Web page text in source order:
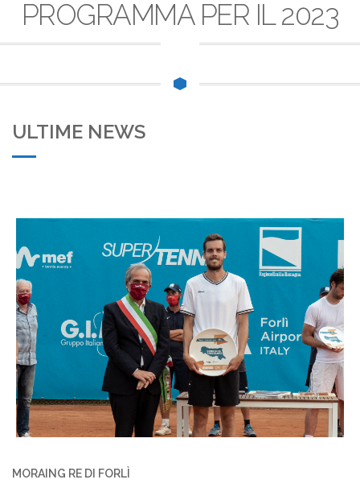
PROGRAMMA PER IL 2023
ULTIME NEWS
MORAING RE DI FORLÌ